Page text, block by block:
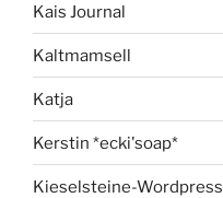
Kais Journal
Kaltmamsell
Katja
Kerstin *ecki'soap*
Kieselsteine-Wordpress